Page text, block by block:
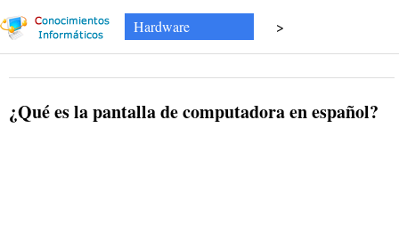
Hardware >
¿Qué es la pantalla de computadora en español?